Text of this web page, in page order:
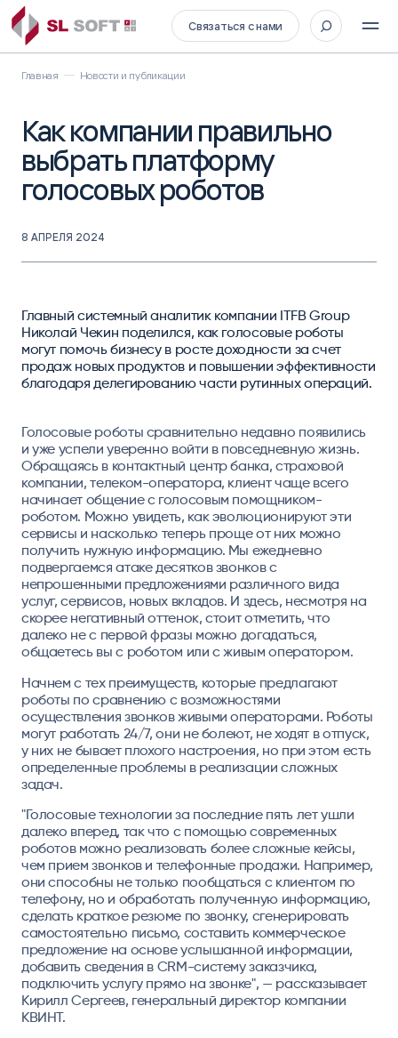
Связаться с нами
Главная Новости и публикации
Как компании правильно
выбрать платформу
голосовых роботов
8 АПРЕЛЯ 2024
Главный системный аналитик компании ITFB Group
Николай Чекин поделился, как голосовые роботы
могут помочь бизнесу в росте доходности за счет
продаж новых продуктов и повышении эффективности
благодаря делегированию части рутинных операций.
Голосовые роботы сравнительно недавно появились
и уже успели уверенно войти в повседневную жизнь.
Обращаясь в контактный центр банка, страховой
компании, телеком-оператора, клиент чаще всего
начинает общение с голосовым помощником-
роботом. Можно увидеть, как эволюционируют эти
сервисы и насколько теперь проще от них можно
получить нужную информацию. Мы ежедневно
подвергаемся атаке десятков звонков с
непрошенными предложениями различного вида
услуг, сервисов, новых вкладов. И здесь, несмотря на
скорее негативный оттенок, стоит отметить, что
далеко не с первой фразы можно догадаться,
общаетесь вы с роботом или с живым оператором.
Начнем с тех преимуществ, которые предлагают
роботы по сравнению с возможностями
осуществления звонков живыми операторами. Роботы
могут работать 24/7, они не болеют, не ходят в отпуск,
у них не бывает плохого настроения, но при этом есть
определенные проблемы в реализации сложных
задач.
"Голосовые технологии за последние пять лет ушли
далеко вперед, так что с помощью современных
роботов можно реализовать более сложные кейсы,
чем прием звонков и телефонные продажи. Например,
они способны не только пообщаться с клиентом по
телефону, но и обработать полученную информацию,
сделать краткое резюме по звонку, сгенерировать
самостоятельно письмо, составить коммерческое
предложение на основе услышанной информации,
добавить сведения в CRM-систему заказчика,
подключить услугу прямо на звонке", — рассказывает
Кирилл Сергеев, генеральный директор компании
КВИНТ.